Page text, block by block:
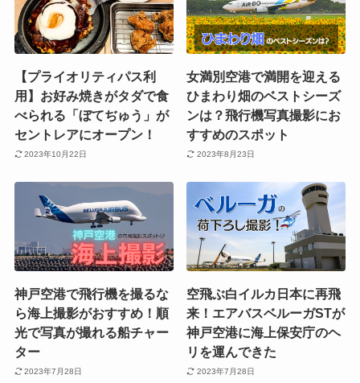
【プライオリティパス利
用】お好み焼きがタダで食
べられる「ぼてぢゅう」が
セントレアにオープン！
2023年10月22日
女満別空港で満開を迎える
ひまわり畑のベストシーズ
ンは？飛行機写真撮影にお
すすめのスポット
2023年8月23日
神戸空港で飛行機を撮るな
ら海上撮影がおすすめ！順
光で写真が撮れる船チャー
ター
2023年7月28日
空飛ぶ白イルカ日本に再飛
来！エアバスベルーガSTが
神戸空港に海上保安庁のヘ
リを運んできた
2023年7月28日